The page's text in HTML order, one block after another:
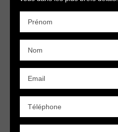
Prénom
Nom
Email
Téléphone